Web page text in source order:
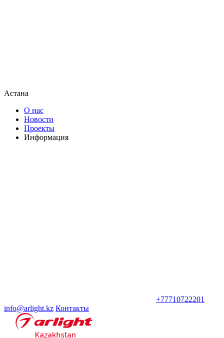
Астана
О нас
Новости
Проекты
Информация
+77710722201
info@arlight.kz Контакты